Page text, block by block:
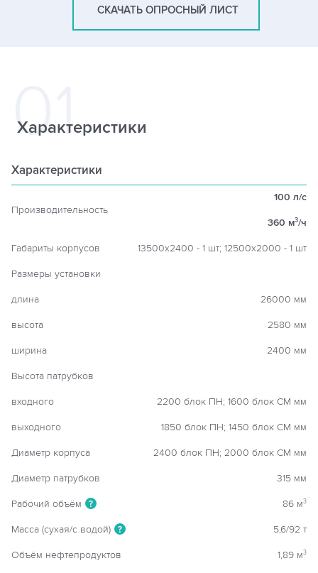
СКАЧАТЬ ОПРОСНЫЙ ЛИСТ
Характеристики
Характеристики
Производительность
100 л/с
360 м3/ч
Габариты корпусов 13500х2400 - 1 шт; 12500х2000 - 1 шт
Размеры установки
длина 26000 мм
высота 2580 мм
ширина 2400 мм
Высота патрубков
входного 2200 блок ПН; 1600 блок СМ мм
выходного 1850 блок ПН; 1450 блок СМ мм
Диаметр корпуса 2400 блок ПН; 2000 блок СМ мм
Диаметр патрубков 315 мм
Рабочий объём ? 86 м3
Масса (сухая/с водой) ? 5,6/92 т
Объём нефтепродуктов 1,89 м3